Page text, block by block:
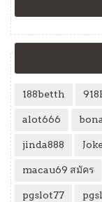
188betth
alot666
jinda888
macau69 สมัคร
pgslot77